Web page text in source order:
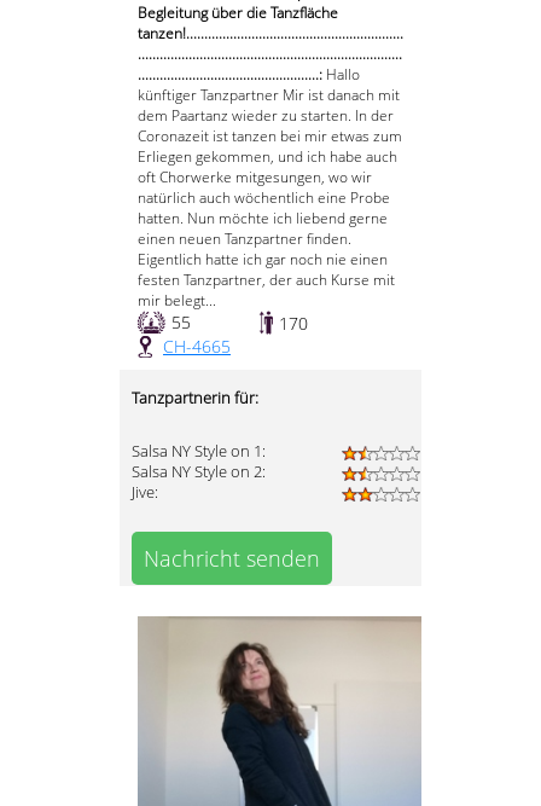
Begleitung über die Tanzfläche
tanzen!............................................................
.........................................................................
..................................................: Hallo
künftiger Tanzpartner Mir ist danach mit
dem Paartanz wieder zu starten. In der
Coronazeit ist tanzen bei mir etwas zum
Erliegen gekommen, und ich habe auch
oft Chorwerke mitgesungen, wo wir
natürlich auch wöchentlich eine Probe
hatten. Nun möchte ich liebend gerne
einen neuen Tanzpartner finden.
Eigentlich hatte ich gar noch nie einen
festen Tanzpartner, der auch Kurse mit
mir belegt...
55
170
CH-4665
Tanzpartnerin für:
Salsa NY Style on 1:
Salsa NY Style on 2:
Jive:
Nachricht senden